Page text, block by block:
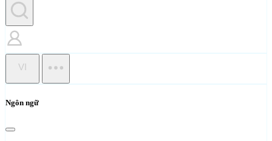
VI
Ngôn ngữ